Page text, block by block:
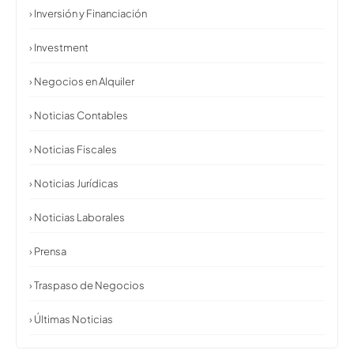
› Inversión y Financiación
› Investment
› Negocios en Alquiler
› Noticias Contables
› Noticias Fiscales
› Noticias Jurídicas
› Noticias Laborales
› Prensa
› Traspaso de Negocios
› Últimas Noticias